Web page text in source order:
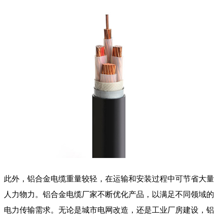
此外，铝合金电缆重量较轻，在运输和安装过程中可节省大量
人力物力。 铝合金电缆厂家不断优化产品，以满足不同领域的
电力传输需求。无论是城市电网改造，还是工业厂房建设， 铝